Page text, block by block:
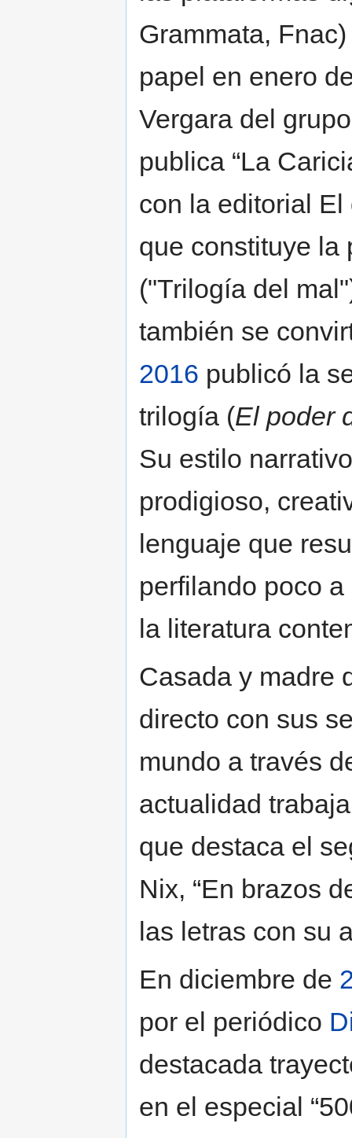
Grammata,
papel en enero
Vergara del
publica “La
con la editorial
que constituye la
("Trilogía del
también se
2016 publicó la
trilogía (El poder
Su estilo
prodigioso,
lenguaje que
perfilando poco
la literatura
Casada y madre
directo con sus
mundo a través
actualidad
que destaca el
Nix, “En brazos
las letras con su
En diciembre de
por el periódico
destacada
en el especial